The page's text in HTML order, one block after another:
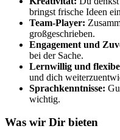
bringst frische Ideen
Team-Player:
großgeschrieben.
Engagement und
bei der Sache.
Lernwillig und
und dich
Sprachkenntnisse:
wichtig.
Was wir Dir bieten